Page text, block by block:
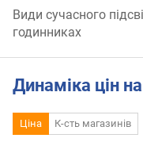
Види сучасного
годинниках
Динаміка цін
Ціна К-сть магазинів